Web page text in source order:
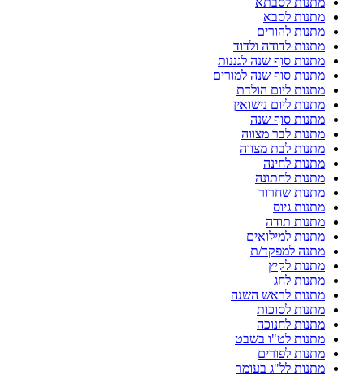
מתנות לסבא
מתנות להורים
מתנות לדודה ולדוד
מתנות סוף שנה לגננות
מתנות סוף שנה למורים
מתנות ליום הולדת
מתנות ליום נישואין
מתנות סוף שנה
מתנות לבר מצווה
מתנות לבת מצווה
מתנות לחינה
מתנות לחתונה
מתנות שחרור
מתנות גיוס
מתנות תודה
מתנות למילואים
מתנה למפקד/ת
מתנות לקיץ
מתנות לחג
מתנות לראש השנה
מתנות לסוכות
מתנות לחנוכה
מתנות לט"ו בשבט
מתנות לפורים
מתנות לל"ג בעומר